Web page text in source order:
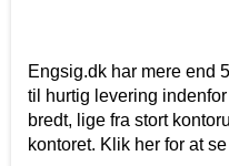
Engsig.dk har mere end
til hurtig levering
bredt, lige fra stort
kontoret. Klik her for at